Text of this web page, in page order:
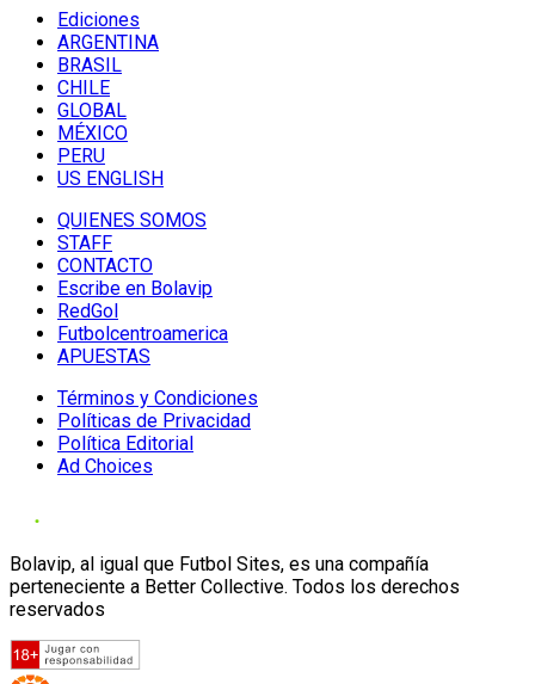
Ediciones
ARGENTINA
BRASIL
CHILE
GLOBAL
MÉXICO
PERU
US ENGLISH
QUIENES SOMOS
STAFF
CONTACTO
Escribe en Bolavip
RedGol
Futbolcentroamerica
APUESTAS
Términos y Condiciones
Políticas de Privacidad
Política Editorial
Ad Choices
Bolavip, al igual que Futbol Sites, es una compañía
perteneciente a Better Collective. Todos los derechos
reservados